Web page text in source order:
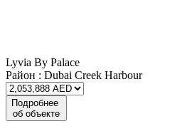
Lyvia By Palace
Район : Dubai Creek Harbour
Подробнее
об объекте